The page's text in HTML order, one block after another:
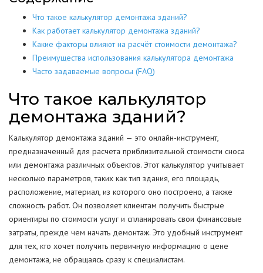
Что такое калькулятор демонтажа зданий?
Как работает калькулятор демонтажа зданий?
Какие факторы влияют на расчёт стоимости демонтажа?
Преимущества использования калькулятора демонтажа
Часто задаваемые вопросы (FAQ)
Что такое калькулятор
демонтажа зданий?
Калькулятор демонтажа зданий — это онлайн-инструмент,
предназначенный для расчета приблизительной стоимости сноса
или демонтажа различных объектов. Этот калькулятор учитывает
несколько параметров, таких как тип здания, его площадь,
расположение, материал, из которого оно построено, а также
сложность работ. Он позволяет клиентам получить быстрые
ориентиры по стоимости услуг и спланировать свои финансовые
затраты, прежде чем начать демонтаж. Это удобный инструмент
для тех, кто хочет получить первичную информацию о цене
демонтажа, не обращаясь сразу к специалистам.